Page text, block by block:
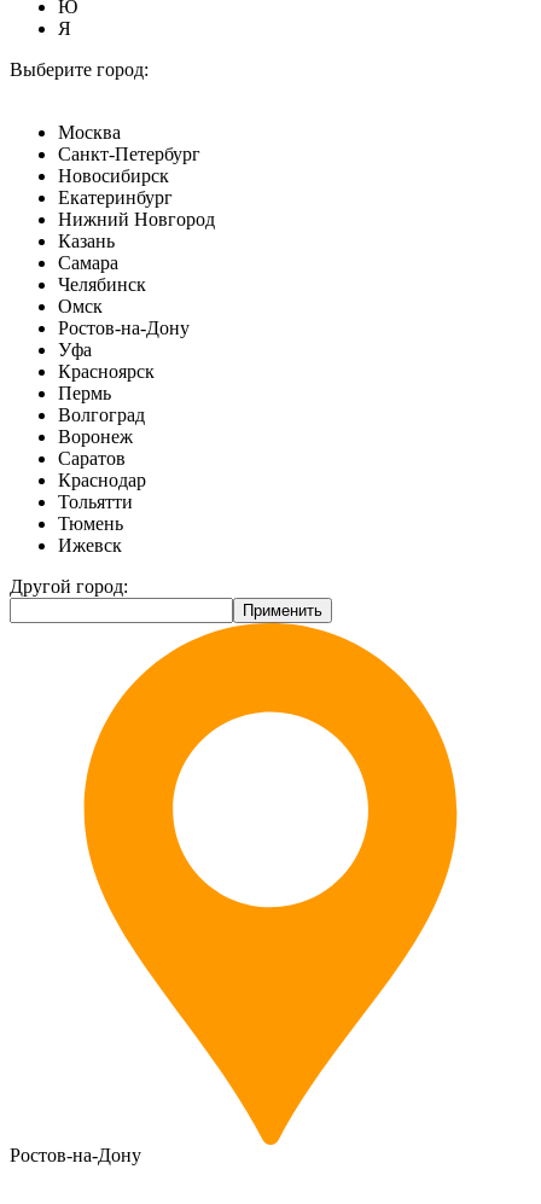
Ю
Я
Выберите город:
Москва
Санкт-Петербург
Новосибирск
Екатеринбург
Нижний Новгород
Казань
Самара
Челябинск
Омск
Ростов-на-Дону
Уфа
Красноярск
Пермь
Волгоград
Воронеж
Саратов
Краснодар
Тольятти
Тюмень
Ижевск
Другой город:
Ростов-на-Дону